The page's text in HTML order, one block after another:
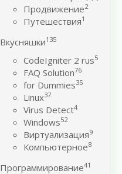
Продвижение2
Путешествия1
Вкусняшки135
CodeIgniter 2 rus5
FAQ Solution76
for Dummies35
Linux37
Virus Detect4
Windows52
Виртуализация9
Компьютерное8
Программирование41